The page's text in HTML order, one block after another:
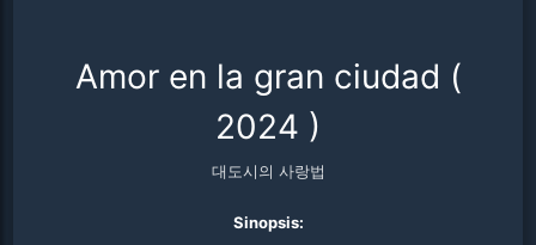
Amor en la gran ciudad (
2024 )
대도시의 사랑법
Sinopsis: